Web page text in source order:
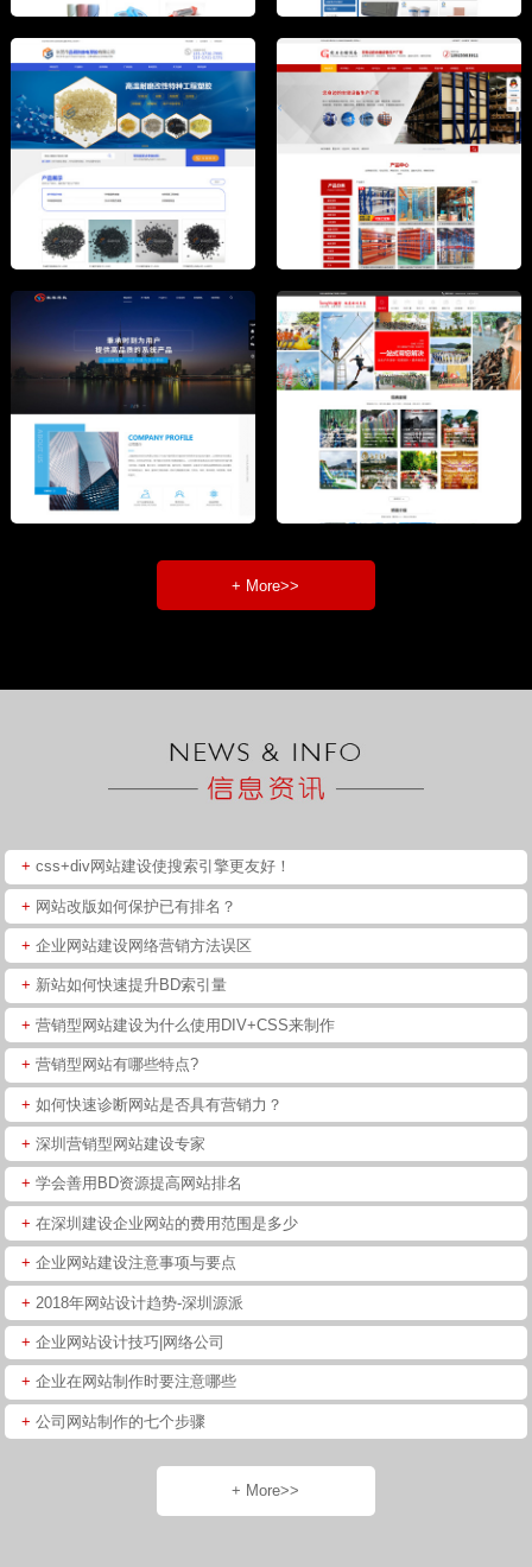
+ More>>
+ css+div网站建设使搜索引擎更友好！
+ 网站改版如何保护已有排名？
+ 企业网站建设网络营销方法误区
+ 新站如何快速提升BD索引量
+ 营销型网站建设为什么使用DIV+CSS来制作
+ 营销型网站有哪些特点?
+ 如何快速诊断网站是否具有营销力？
+ 深圳营销型网站建设专家
+ 学会善用BD资源提高网站排名
+ 在深圳建设企业网站的费用范围是多少
+ 企业网站建设注意事项与要点
+ 2018年网站设计趋势-深圳源派
+ 企业网站设计技巧|网络公司
+ 企业在网站制作时要注意哪些
+ 公司网站制作的七个步骤
+ More>>